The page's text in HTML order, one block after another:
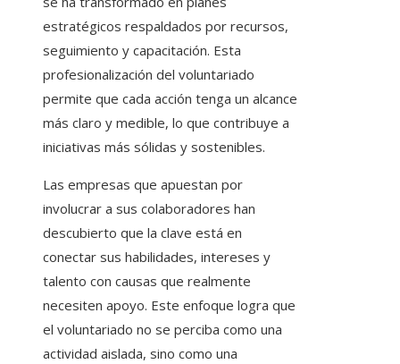
estratégicos respaldados por recursos,
seguimiento y capacitación. Esta
profesionalización del voluntariado
permite que cada acción tenga un alcance
más claro y medible, lo que contribuye a
iniciativas más sólidas y sostenibles.
Las empresas que apuestan por
involucrar a sus colaboradores han
descubierto que la clave está en
conectar sus habilidades, intereses y
talento con causas que realmente
necesiten apoyo. Este enfoque logra que
el voluntariado no se perciba como una
actividad aislada, sino como una